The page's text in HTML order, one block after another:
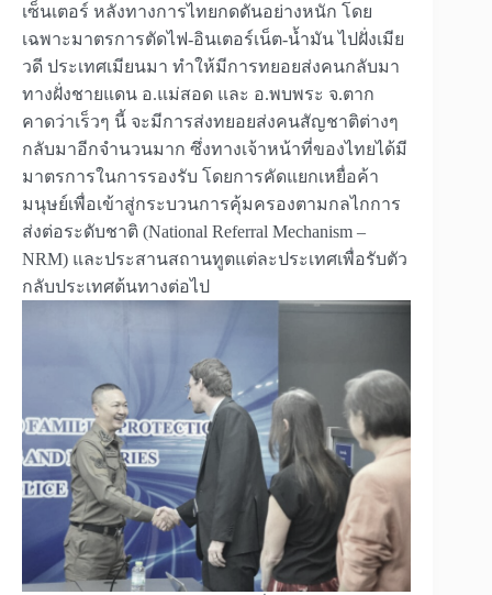
เซ็นเตอร์ หลังทางการไทยกดดันอย่างหนัก โดย
เฉพาะมาตรการตัดไฟ-อินเตอร์เน็ต-น้ำมัน ไปฝั่งเมีย
วดี ประเทศเมียนมา ทำให้มีการทยอยส่งคนกลับมา
ทางฝั่งชายแดน อ.แม่สอด และ อ.พบพระ จ.ตาก
คาดว่าเร็วๆ นี้ จะมีการส่งทยอยส่งคนสัญชาติต่างๆ
กลับมาอีกจำนวนมาก ซึ่งทางเจ้าหน้าที่ของไทยได้มี
มาตรการในการรองรับ โดยการคัดแยกเหยื่อค้า
มนุษย์เพื่อเข้าสู่กระบวนการคุ้มครองตามกลไกการ
ส่งต่อระดับชาติ (National Referral Mechanism –
NRM) และประสานสถานทูตแต่ละประเทศเพื่อรับตัว
กลับประเทศต้นทางต่อไป